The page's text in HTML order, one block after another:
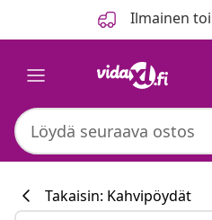
Ilmainen
Takaisin: Kahvipöydät